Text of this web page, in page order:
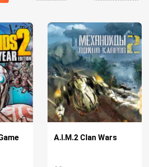
A.I.M.2 Clan Wars